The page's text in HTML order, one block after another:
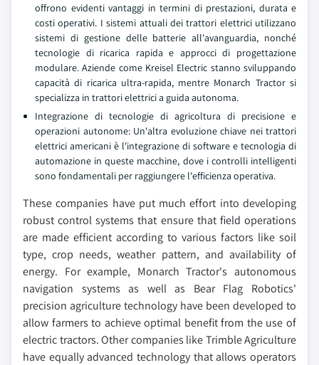
offrono evidenti vantaggi in termini di prestazioni, durata e
costi operativi. I sistemi attuali dei trattori elettrici utilizzano
sistemi di gestione delle batterie all'avanguardia, nonché
tecnologie di ricarica rapida e approcci di progettazione
modulare. Aziende come Kreisel Electric stanno sviluppando
capacità di ricarica ultra-rapida, mentre Monarch Tractor si
specializza in trattori elettrici a guida autonoma.
Integrazione di tecnologie di agricoltura di precisione e
operazioni autonome: Un'altra evoluzione chiave nei trattori
elettrici americani è l'integrazione di software e tecnologia di
automazione in queste macchine, dove i controlli intelligenti
sono fondamentali per raggiungere l'efficienza operativa.
These companies have put much effort into developing
robust control systems that ensure that field operations
are made efficient according to various factors like soil
type, crop needs, weather pattern, and availability of
energy. For example, Monarch Tractor's autonomous
navigation systems as well as Bear Flag Robotics'
precision agriculture technology have been developed to
allow farmers to achieve optimal benefit from the use of
electric tractors. Other companies like Trimble Agriculture
have equally advanced technology that allows operators